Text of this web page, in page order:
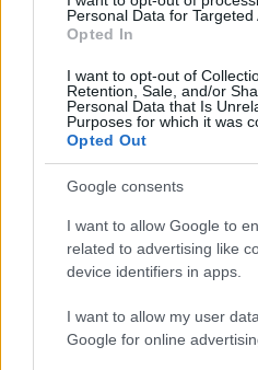
Personal Data for Targeted
Opted In
I want to opt-out of
Retention, Sale, and/or
Personal Data that Is
Purposes for which it was
Opted Out
Google consents
I want to allow Google to
related to advertising like
device identifiers in apps.
I want to allow my user
Google for online
egy Itch.io fiók